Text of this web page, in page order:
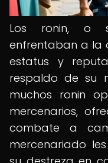
Los ronin, o
enfrentaban a la
estatus y
respaldo de su
muchos ronin
mercenarios,
combate a
mercenariado